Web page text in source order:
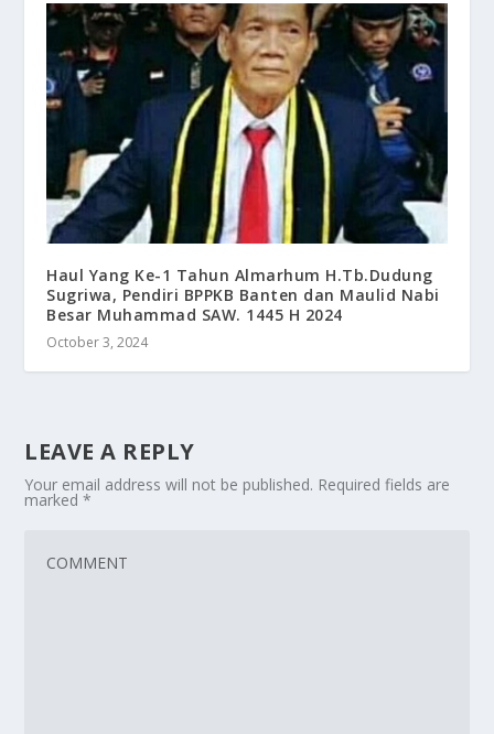
Haul Yang Ke-1 Tahun Almarhum H.Tb.Dudung
Sugriwa, Pendiri BPPKB Banten dan Maulid Nabi
Besar Muhammad SAW. 1445 H 2024
October 3, 2024
LEAVE A REPLY
Your email address will not be published. Required fields are
marked*